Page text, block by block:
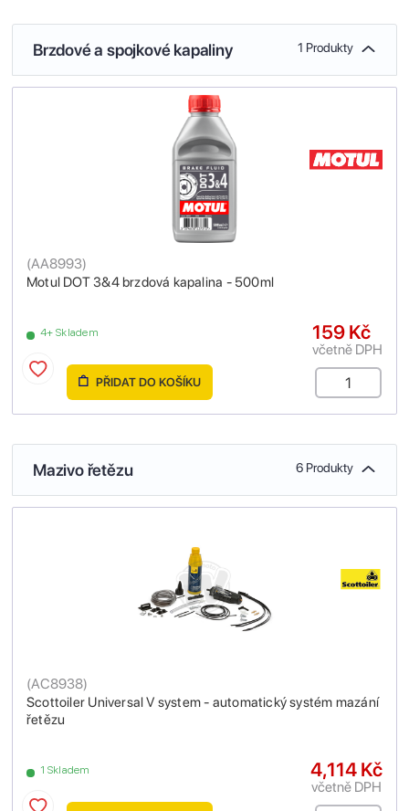
Brzdové a spojkové kapaliny 1 Produkty
Motul DOT 3&4 brzdová kapalina - 500ml
(AA8993)
4+ Skladem 159 Kč
včetně DPH
PŘIDAT DO KOŠÍKU
Mazivo řetězu 6 Produkty
Scottoiler Universal V system - automatický systém mazání
řetězu
(AC8938)
1 Skladem 4,114 Kč
včetně DPH